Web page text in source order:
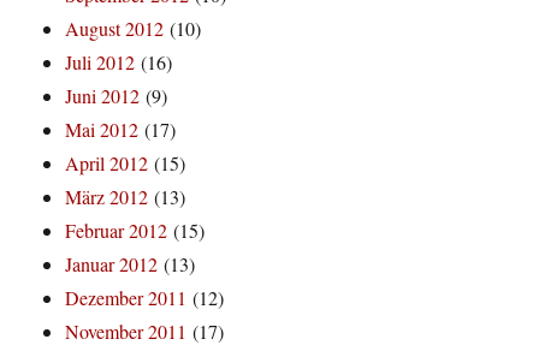
August 2012 (10)
Juli 2012 (16)
Juni 2012 (9)
Mai 2012 (17)
April 2012 (15)
März 2012 (13)
Februar 2012 (15)
Januar 2012 (13)
Dezember 2011 (12)
November 2011 (17)